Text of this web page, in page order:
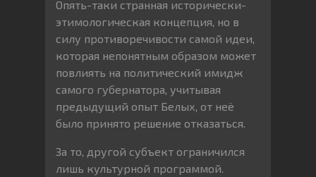
Опять-таки странная исторически-
этимологическая концепция, но в
силу противоречивости самой идеи,
которая непонятным образом может
повлиять на политический имидж
самого губернатора, учитывая
предыдущий опыт Белых, от неё
было принято решение отказаться.
За то, другой субъект ограничился
лишь культурной программой.